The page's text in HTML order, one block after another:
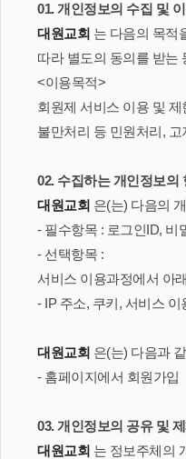
01. 개인정보의 수집 및
대원교회 는 다음의 목적
따라 별도의 동의를 받는
<이용목적>
회원제 서비스 이용 및
불만처리 등 민원처리, 고
02. 수집하는 개인정보의
대원교회 은(는) 다음의
- 필수항목 : 로그인ID, 비
- 선택항목 :
서비스 이용과정에서 아
- IP 주소, 쿠키, 서비스
대원교회 은(는) 다음과
- 홈페이지에서 회원가입
03. 개인정보의 공유 및
대원교회 는 정보주체의